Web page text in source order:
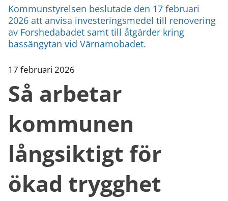
Kommunstyrelsen beslutade den 17 februari
2026 att anvisa investeringsmedel till renovering
av Forshedabadet samt till åtgärder kring
bassängytan vid Värnamobadet.
17 februari 2026
Så arbetar
kommunen
långsiktigt för
ökad trygghet